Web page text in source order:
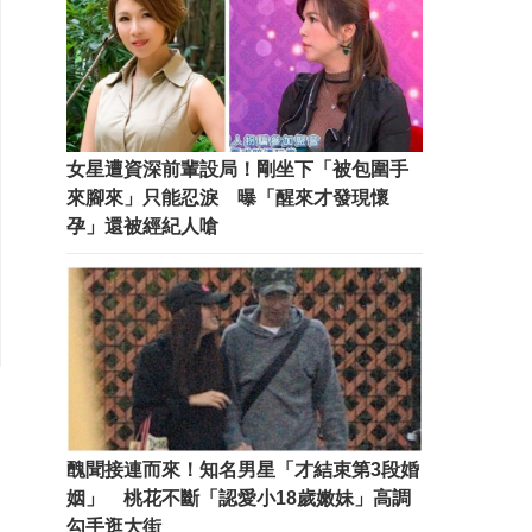
女星遭資深前輩設局！剛坐下「被包圍手
來腳來」只能忍淚 曝「醒來才發現懷
孕」還被經紀人嗆
醜聞接連而來！知名男星「才結束第3段婚
姻」 桃花不斷「認愛小18歲嫩妹」高調
勾手逛大街